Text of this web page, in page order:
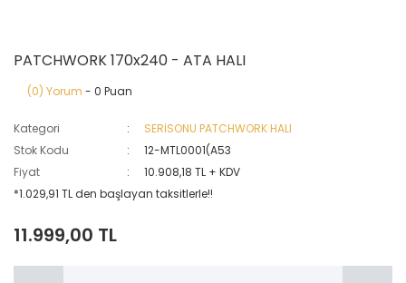
PATCHWORK 170x240 - ATA HALI
(0) Yorum - 0 Puan
Kategori
SERİSONU PATCHWORK HALI
Stok Kodu
12-MTL0001(A53
Fiyat
10.908,18 TL + KDV
*1.029,91 TL den başlayan taksitlerle!!
11.999,00 TL